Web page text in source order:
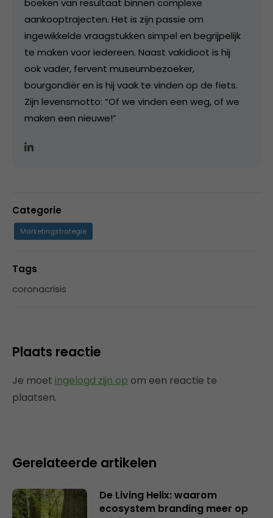
boeken van resultaat binnen complexe
aankooptrajecten. Het is zijn passie om
ingewikkelde vraagstukken simpel en begrijpelijk
te maken voor iedereen. Naast vakidioot is hij
ook vader, fervent museumbezoeker,
bourgondiër en is hij vaak te vinden op de fiets.
Zijn levensmotto: “Of we vinden een weg, of we
maken een nieuwe!”
Categorie
Marketingstrategie
Tags
coronacrisis
Plaats reactie
Je moet ingelogd zijn op om een reactie te
plaatsen.
Gerelateerde artikelen
De Living Helix: waarom
ecosystem branding meer op